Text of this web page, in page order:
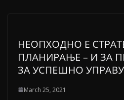
НЕОПХОДНО Е
ПЛАНИРАЊЕ – И ЗА
ЗА УСПЕШНО
March 25, 2021